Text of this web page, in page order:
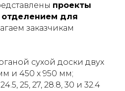
проекты
отделением для
заказчикам
сухой доски двух
и 450 х 950 мм;
25, 27, 28.8, 30 и 32.4